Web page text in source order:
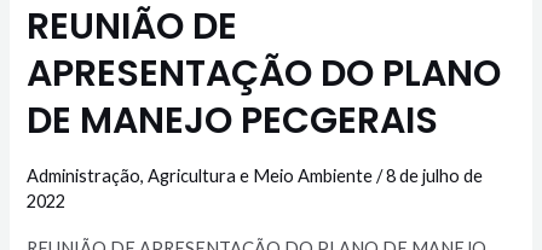
REUNIÃO DE
APRESENTAÇÃO DO PLANO
DE MANEJO PECGERAIS
Administração,Agricultura e Meio Ambiente/8 de julho de
2022